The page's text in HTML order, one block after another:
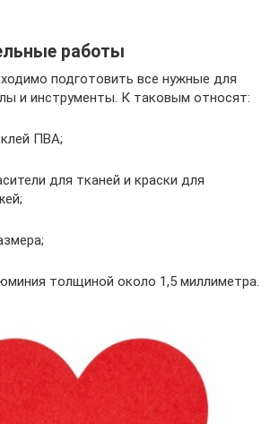
работы
подготовить все нужные для
и инструменты. К таковым относят:
ПВА;
для тканей и краски для
толщиной около 1,5 миллиметра.